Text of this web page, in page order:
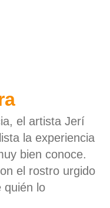
el artista Jerí
la experiencia
bien conoce.
el rostro urgido
quién lo